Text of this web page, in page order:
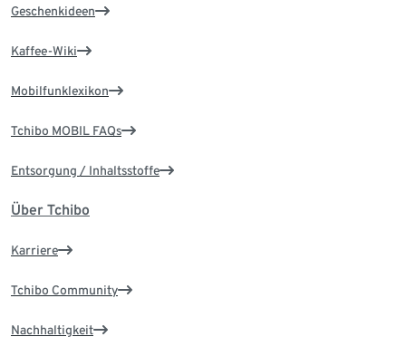
Geschenkideen
Kaffee-Wiki
Mobilfunklexikon
Tchibo MOBIL FAQs
Entsorgung / Inhaltsstoffe
Über Tchibo
Karriere
Tchibo Community
Nachhaltigkeit